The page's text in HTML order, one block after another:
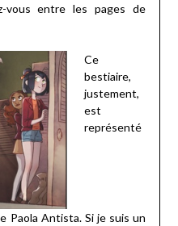
vous entre les pages de
Ce
bestiaire,
justement,
est
représenté
Paola Antista. Si je suis un